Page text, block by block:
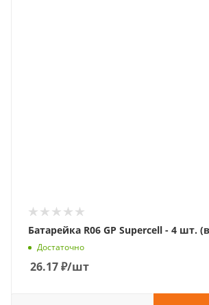
Батарейка R06 GP Supercell - 4 шт.
Достаточно
26.17₽/шт